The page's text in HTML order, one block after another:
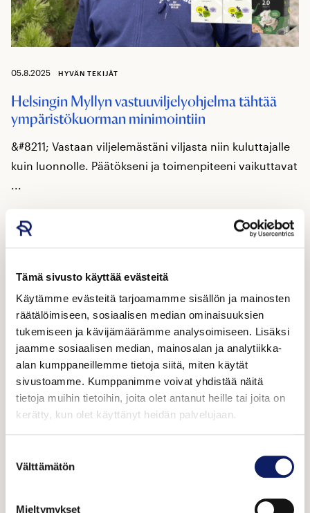
Tämä sivusto käyttää evästeitä
Käytämme evästeitä tarjoamamme sisällön ja mainosten
räätälöimiseen, sosiaalisen median ominaisuuksien
tukemiseen ja kävijämäärämme analysoimiseen. Lisäksi
jaamme sosiaalisen median, mainosalan ja analytiikka-
alan kumppaneillemme tietoja siitä, miten käytät
sivustoamme. Kumppanimme voivat yhdistää näitä
tietoja muihin tietoihin, joita olet antanut heille tai joita on
kerätty, kun olet käyttänyt heidän palvelujaan.
valinta
Välttämätön
Mieltymykset
05.8.2025 HYVÄN TEKIJÄT
Helsingin Myllyn vastuuviljelyohjelma tähtää
ympäristökuorman minimointiin
&#8211; Vastaan viljelemästäni viljasta niin kuluttajalle
kuin luonnolle. Päätökseni ja toimenpiteeni vaikuttavat